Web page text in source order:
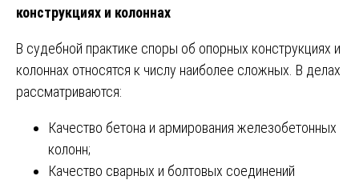
конструкциях и колоннах
В судебной практике споры об опорных конструкциях и
колоннах относятся к числу наиболее сложных. В делах
рассматриваются:
Качество бетона и армирования железобетонных
колонн;
Качество сварных и болтовых соединений